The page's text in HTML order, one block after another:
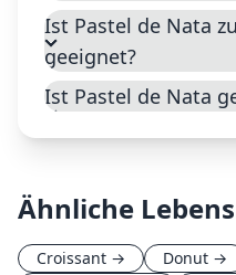
Ist Pastel de Nata
geeignet?
Ist Pastel de Nata
Ähnliche
Croissant → Donut →